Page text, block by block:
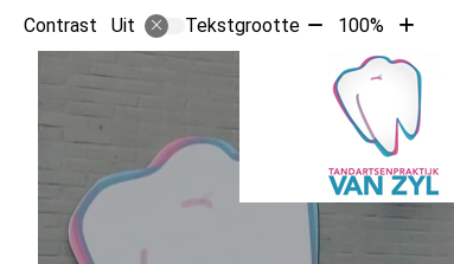
Contrast Uit Tekstgrootte Tekst
met
10%
100%
Tekst
met
10%